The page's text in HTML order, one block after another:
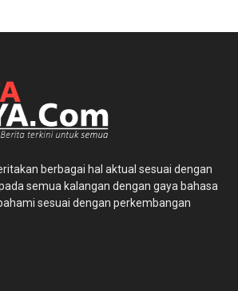
berbagai hal aktual sesuai dengan
semua kalangan dengan gaya bahasa
sesuai dengan perkembangan